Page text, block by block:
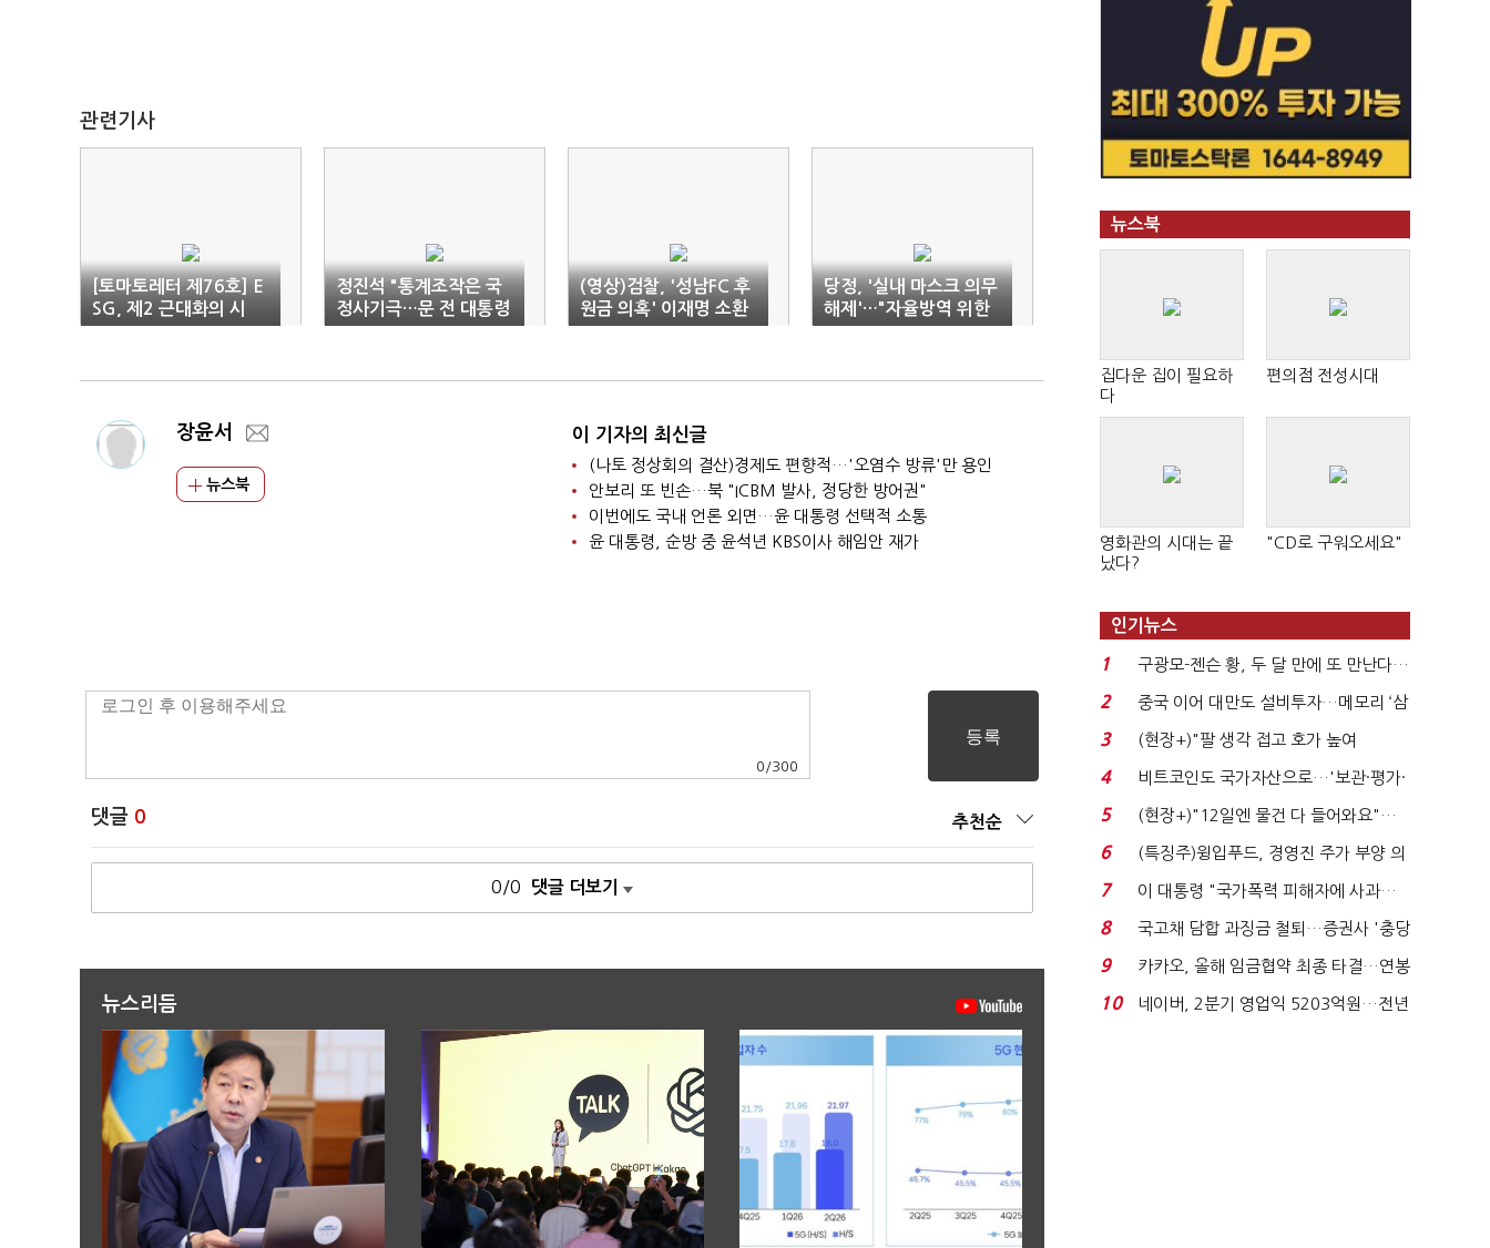
관련기사
[토마토레터 제76호] E
SG, 제2 근대화의 시
작…선택 아닌 필수
정진석 "통계조작은 국
정사기극…문 전 대통령
사과하라"
(영상)검찰, '성남FC 후
원금 의혹' 이재명 소환
통보
당정, '실내 마스크 의무
해제'…"자율방역 위한
가이드라인 필요"
장윤서
뉴스북
이 기자의 최신글
(나토 정상회의 결산)경제도 편향적…'오염수 방류'만 용인
안보리 또 빈손…북 "ICBM 발사, 정당한 방어권"
이번에도 국내 언론 외면…윤 대통령 선택적 소통
윤 대통령, 순방 중 윤석년 KBS이사 해임안 재가
0 /300
댓글 0 추천순
0/0 댓글 더보기
뉴스리듬
뉴스북
집다운 집이 필요하
다
편의점 전성시대
영화관의 시대는 끝
났다?
"CD로 구워오세요"
인기뉴스
1
구광모-젠슨 황, 두 달 만에 또 만난다…
로봇·AI 등 논...
2
중국 이어 대만도 설비투자…메모리 ‘삼
국전쟁’
3
(현장+)"팔 생각 접고 호가 높여
요"…'덜 똘똘한 한 채' 20...
4
비트코인도 국가자산으로…'보관·평가·
처분' 기준은 ...
5
(현장+)"12일엔 물건 다 들어와요"…
빈 매대 채우며 문 연 ...
6
(특징주)윙입푸드, 경영진 주가 부양 의
지에 상한가...
7
이 대통령 "국가폭력 피해자에 사과…
적극적 조사로 진...
8
국고채 담합 과징금 철퇴…증권사 '충당
금 폭탄' 우려...
9
카카오, 올해 임금협약 최종 타결…연봉
6.3% 인상·격려...
10
네이버, 2분기 영업익 5203억원…전년